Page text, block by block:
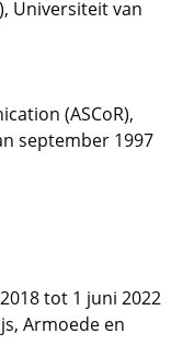
Universiteit van
(ASCoR),
september 1997
tot 1 juni 2022
Armoede en